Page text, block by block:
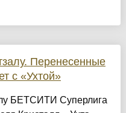
Перенесенные
с «Ухтой»
БЕТСИТИ Суперлига